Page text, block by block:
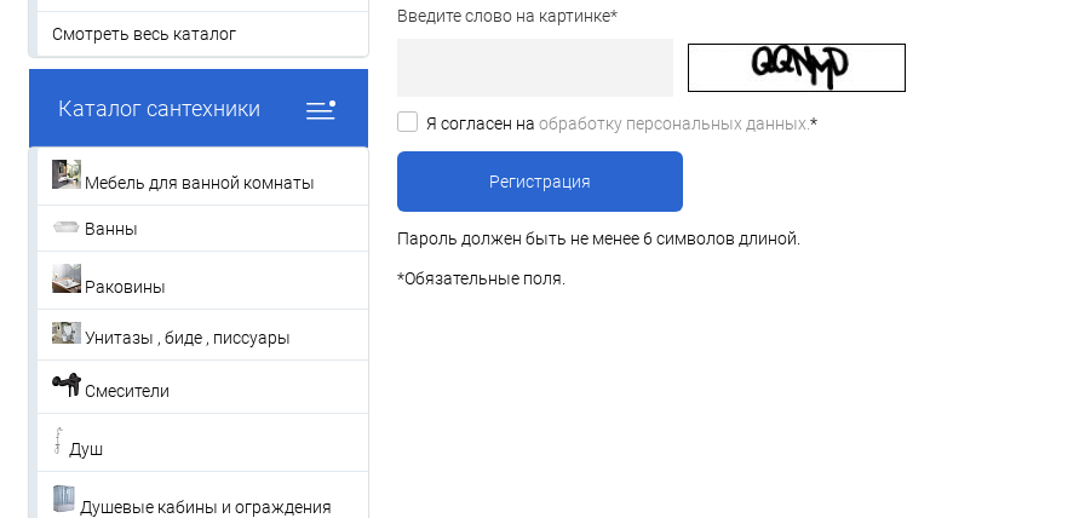
Смотреть весь каталог
Каталог сантехники
Мебель для ванной комнаты
Ванны
Раковины
Унитазы , биде , писсуары
Смесители
Душ
Душевые кабины и ограждения
Введите слово на картинке*
Я согласен на обработку персональных данных.*
Пароль должен быть не менее 6 символов длиной.
*Обязательные поля.